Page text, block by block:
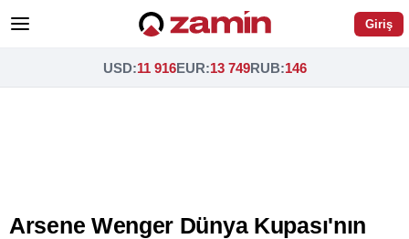
Giriş
USD:11 916EUR:13 749RUB:146
Arsene Wenger Dünya Kupası'nın